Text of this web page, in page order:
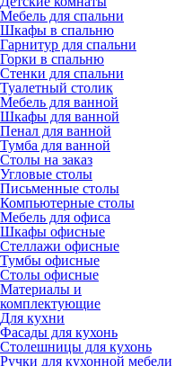
Мебель для спальни
Шкафы в спальню
Гарнитур для спальни
Горки в спальню
Стенки для спальни
Туалетный столик
Мебель для ванной
Шкафы для ванной
Пенал для ванной
Тумба для ванной
Столы на заказ
Угловые столы
Письменные столы
Компьютерные столы
Мебель для офиса
Шкафы офисные
Стеллажи офисные
Тумбы офисные
Столы офисные
Материалы и
комплектующие
Для кухни
Фасады для кухонь
Столешницы для кухонь
Ручки для кухонной мебели